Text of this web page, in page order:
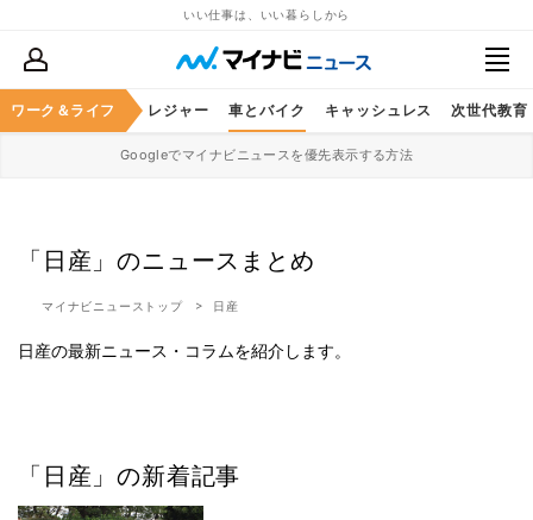
いい仕事は、いい暮らしから
ワーク＆ライフ
スケア グルメ レジャー 車とバイク キャッシュレス 次世代教育
Googleでマイナビニュースを優先表示する方法
「日産」のニュースまとめ
マイナビニューストップ 日産
日産の最新ニュース・コラムを紹介します。
「日産」の新着記事